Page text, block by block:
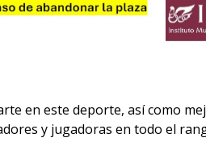
en este deporte, así como
y jugadoras en todo el